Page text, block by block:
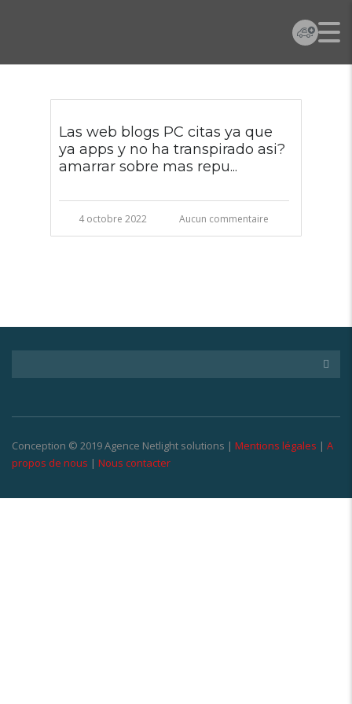
Las web blogs PC citas ya que
ya apps y no ha transpirado asi?
amarrar sobre mas repu...
4 octobre 2022 Aucun commentaire
Conception © 2019 Agence Netlight solutions | Mentions légales | A
propos de nous | Nous contacter